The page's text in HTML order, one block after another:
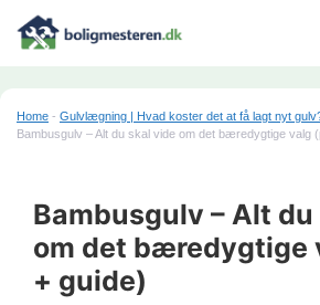
Home - Gulvlægning | Hvad koster det at få lagt nyt
Bambusgulv – Alt du skal vide om det bæredygtige valg
Bambusgulv – Alt
om det bæredygtige
+ guide)